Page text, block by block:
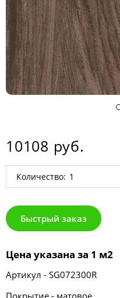
10108 руб.
Количество:
Быстрый заказ
Цена указана за 1 м2
Артикул - SG072300R